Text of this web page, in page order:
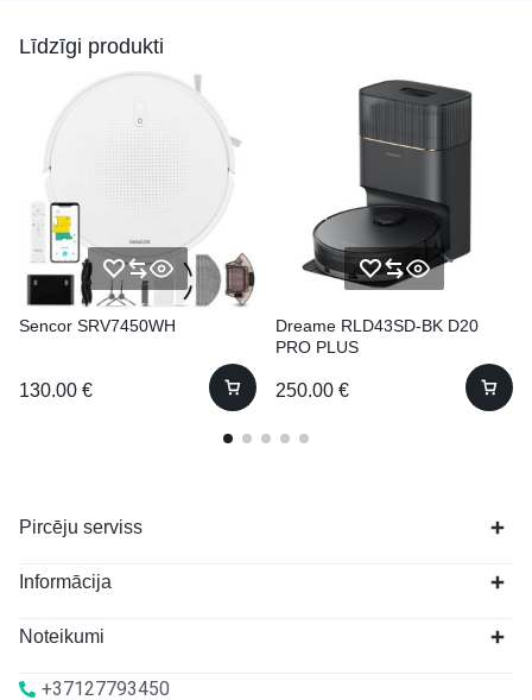
Līdzīgi produkti
Sencor SRV7450WH
130.00 €
Dreame RLD43SD-BK D20
PRO PLUS
250.00 €
Pircēju serviss
Informācija
Noteikumi
+37127793450